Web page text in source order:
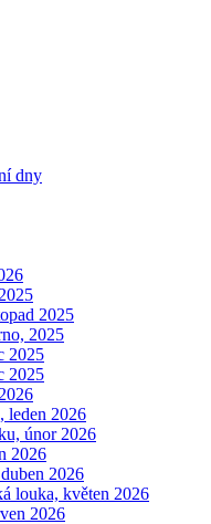
dny
2025
2025
2025
2025
leden 2026
únor 2026
2026
2026
louka, květen 2026
2026